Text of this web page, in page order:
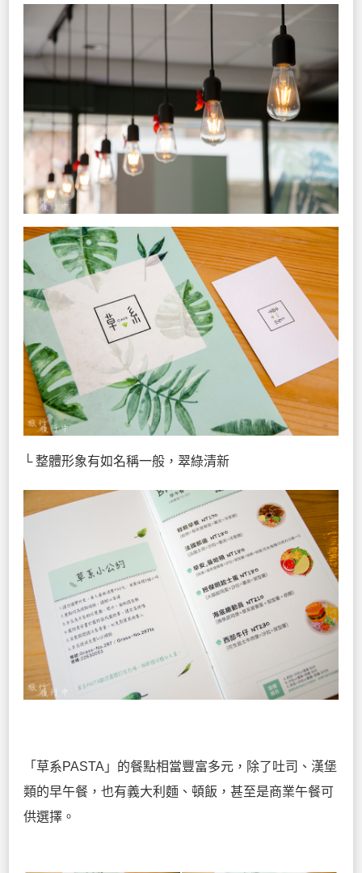
└ 整體形象有如名稱一般，翠綠清新
「草系PASTA」的餐點相當豐富多元，除了吐司、漢堡
類的早午餐，也有義大利麵、頓飯，甚至是商業午餐可
供選擇。